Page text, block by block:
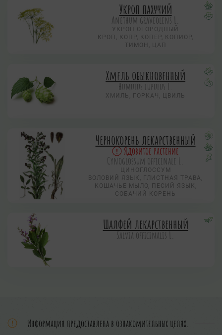
Укроп пахучий
Anethum graveolens L.
УКРОП ОГОРОДНЫЙ
КРОП, КОПР, КОПЕР, КОПИОР,
ТИМОН, ЦАП
Хмель обыкновенный
Humulus lupulus L.
ХМИЛЬ, ГОРКАЧ, ЦВИЛЬ
Чернокорень лекарственный
Ядовитое растение
Cynoglossum officinale L.
ЦИНОГЛОССУМ
ВОЛОВИЙ ЯЗЫК, ГЛИСТНАЯ ТРАВА,
КОШАЧЬЕ МЫЛО, ПЕСИЙ ЯЗЫК,
СОБАЧИЙ КОРЕНЬ
Шалфей лекарственный
Salvia officinalis L.
Информация предоставлена в ознакомительных целях.